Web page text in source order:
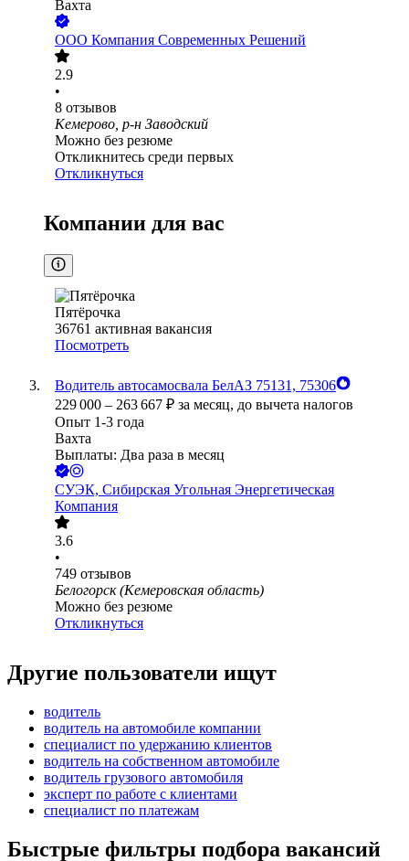
Вахта
ООО Компания Современных Решений
2.9
•
8 отзывов
Кемерово, р-н Заводский
Можно без резюме
Откликнитесь среди первых
Откликнуться
Компании для вас
Пятёрочка
36761 активная вакансия
Посмотреть
Водитель автосамосвала БелАЗ 75131, 75306
229 000 – 263 667 ₽ за месяц, до вычета налогов
Опыт 1-3 года
Вахта
Выплаты: Два раза в месяц
СУЭК, Сибирская Угольная Энергетическая
Компания
3.6
•
749 отзывов
Белогорск (Кемеровская область)
Можно без резюме
Откликнуться
Другие пользователи ищут
водитель
водитель на автомобиле компании
специалист по удержанию клиентов
водитель на собственном автомобиле
водитель грузового автомобиля
эксперт по работе с клиентами
специалист по платежам
Быстрые фильтры подбора вакансий